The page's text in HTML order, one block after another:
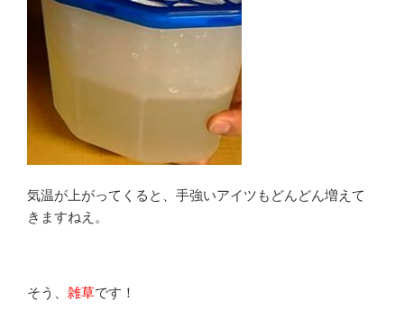
気温が上がってくると、手強いアイツもどんどん増えて
きますねえ。
そう、 雑草です！